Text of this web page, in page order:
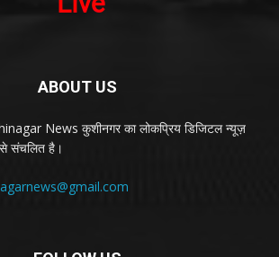
ABOUT US
News कुशीनगर का लोकप्रिय डिजिटल न्यूज़
से संचलित है।